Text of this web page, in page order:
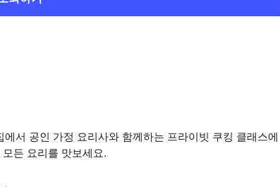
서 공인 가정 요리사와 함께하는 프라이빗 쿠킹 클래스에
든 요리를 맛보세요.